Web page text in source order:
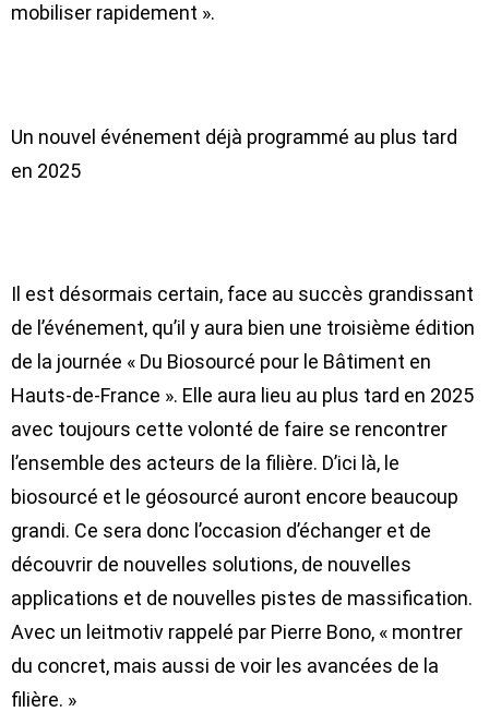
mobiliser rapidement ».
Un nouvel événement déjà programmé au plus tard
en 2025
Il est désormais certain, face au succès grandissant
de l’événement, qu’il y aura bien une troisième édition
de la journée « Du Biosourcé pour le Bâtiment en
Hauts-de-France ». Elle aura lieu au plus tard en 2025
avec toujours cette volonté de faire se rencontrer
l’ensemble des acteurs de la filière. D’ici là, le
biosourcé et le géosourcé auront encore beaucoup
grandi. Ce sera donc l’occasion d’échanger et de
découvrir de nouvelles solutions, de nouvelles
applications et de nouvelles pistes de massification.
Avec un leitmotiv rappelé par Pierre Bono, « montrer
du concret, mais aussi de voir les avancées de la
filière. »